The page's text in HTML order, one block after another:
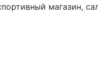
магазин,